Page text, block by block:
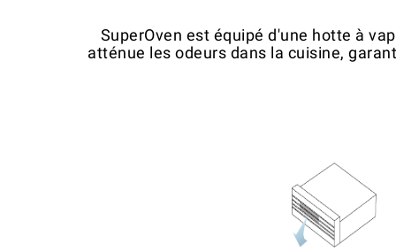
SuperOven est équipé d'une hotte à
atténue les odeurs dans la cuisine,